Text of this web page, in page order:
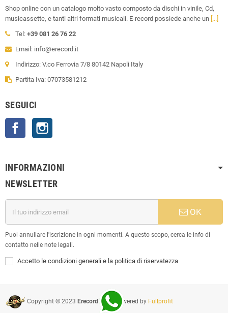
Shop online con un catalogo molto vasto composto da dischi in vinile, Cd,
musicassette, e tanti altri formati musicali. E-record possiede anche un [...]
Tel: +39 081 26 76 22
Email: info@erecord.it
Indirizzo: V.co Ferrovia 7/8 80142 Napoli Italy
Partita Iva: 07073581212
SEGUICI
Facebook
INFORMAZIONI
NEWSLETTER
OK
Puoi annullare l'iscrizione in ogni momenti. A questo scopo, cerca le info di
contatto nelle note legali.
Accetto le condizioni generali e la politica di riservatezza
Copyright © 2023 Erecord Srl| Powered by Fullprofit